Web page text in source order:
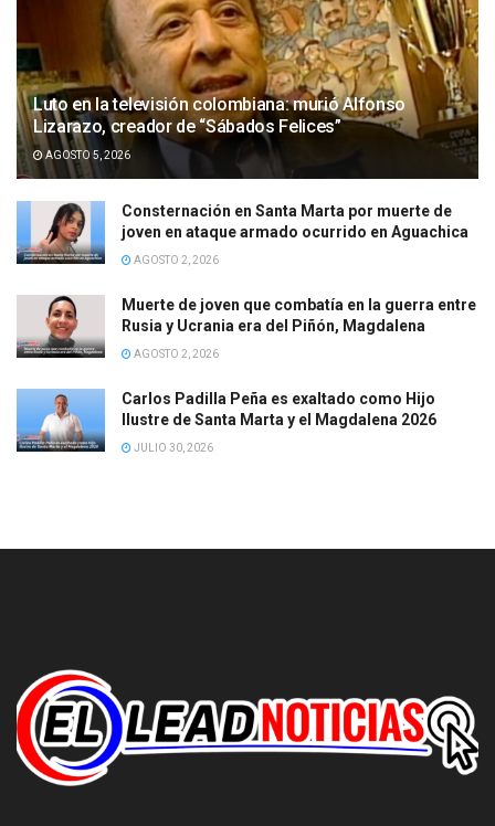
Luto en la televisión colombiana: murió Alfonso
Lizarazo, creador de “Sábados Felices”
AGOSTO 5, 2026
Consternación en Santa Marta por muerte de
joven en ataque armado ocurrido en Aguachica
AGOSTO 2, 2026
Muerte de joven que combatía en la guerra entre
Rusia y Ucrania era del Piñón, Magdalena
AGOSTO 2, 2026
Carlos Padilla Peña es exaltado como Hijo
Ilustre de Santa Marta y el Magdalena 2026
JULIO 30, 2026